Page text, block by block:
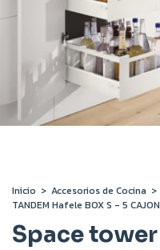
Inicio > Accesorios de Cocina >
TANDEM Hafele BOX S - 5
Space tower